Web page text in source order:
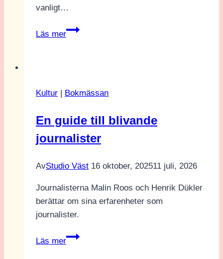
vanligt…
Läs mer
Sporten
Kultur
Bokmässan
En guide till blivande
journalister
AvStudio Väst 16 oktober, 202511 juli, 2026
Journalisterna Malin Roos och Henrik Dükler
berättar om sina erfarenheter som
journalister.
Läs mer
En